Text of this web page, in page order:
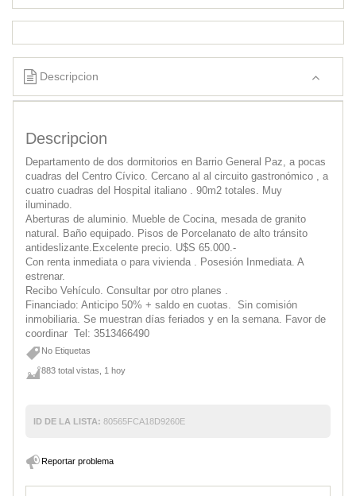
Descripcion
Descripcion
Departamento de dos dormitorios en Barrio General Paz, a pocas
cuadras del Centro Cívico. Cercano al al circuito gastronómico , a
cuatro cuadras del Hospital italiano . 90m2 totales. Muy
iluminado.
Aberturas de aluminio. Mueble de Cocina, mesada de granito
natural. Baño equipado. Pisos de Porcelanato de alto tránsito
antideslizante.Excelente precio. U$S 65.000.-
Con renta inmediata o para vivienda . Posesión Inmediata. A
estrenar.
Recibo Vehículo. Consultar por otro planes .
Financiado: Anticipo 50% + saldo en cuotas. Sin comisión
inmobiliaria. Se muestran días feriados y en la semana. Favor de
coordinar Tel: 3513466490
No Etiquetas
883 total vistas, 1 hoy
ID DE LA LISTA: 80565FCA18D9260E
Reportar problema